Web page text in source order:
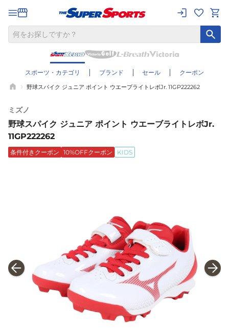
スポーツ・カテゴリ ブランド セール クーポン
野球スパイク ジュニア ポイント ウエーブライトレボJr. 11GP222262
ミズノ
野球スパイク ジュニア ポイント ウエーブライトレボJr.
11GP222262
条件付きクーポン 10%OFFクーポン KIDS